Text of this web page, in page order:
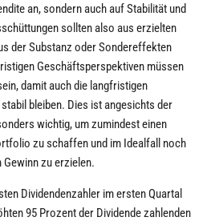
an, sondern auch auf Stabilität und
sollten also aus erzielten
der Substanz oder Sondereffekten
Geschäftsperspektiven müssen
damit auch die langfristigen
bleiben. Dies ist angesichts der
wichtig, um zumindest einen
zu schaffen und im Idealfall noch
Gewinn zu erzielen.
Dividendenzahler im ersten Quartal
95 Prozent der Dividende zahlenden